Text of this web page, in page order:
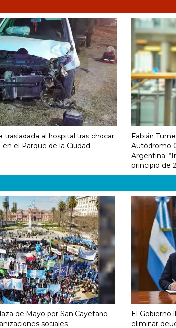
trasladada al hospital tras chocar
el Parque de la Ciudad
Fabián
Autódromo
Argentina:
principio de
de Mayo por San Cayetano
sociales
El Gobierno
eliminar